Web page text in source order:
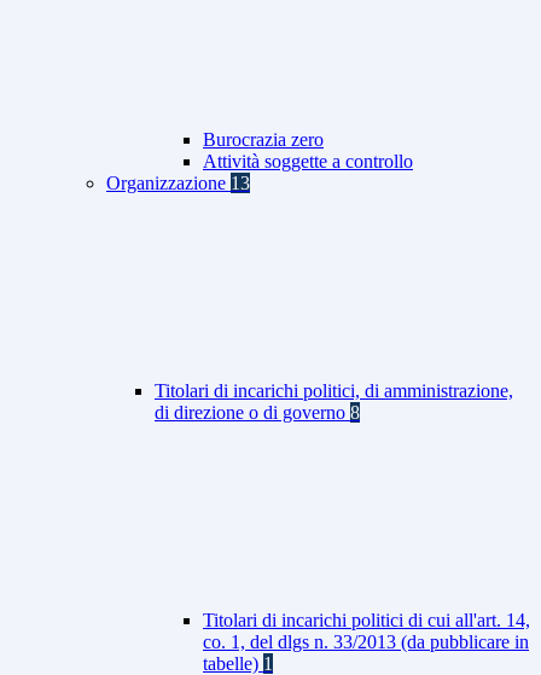
Burocrazia zero
Attività soggette a controllo
Organizzazione 13
Titolari di incarichi politici, di amministrazione,
di direzione o di governo 8
Titolari di incarichi politici di cui all'art. 14,
co. 1, del dlgs n. 33/2013 (da pubblicare in
tabelle) 1